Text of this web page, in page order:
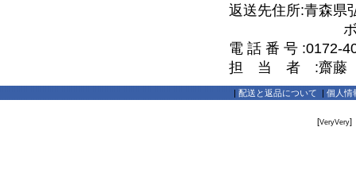
返送先住所:青森県
ボワヴェ
電 話 番 号 :0172-
担 当 者 :齋藤
配送と返品について 個人情
[VeryVery]